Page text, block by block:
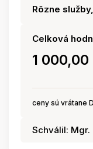
Rôzne
Celková
1 000,00
ceny sú vrátane
Schválil: